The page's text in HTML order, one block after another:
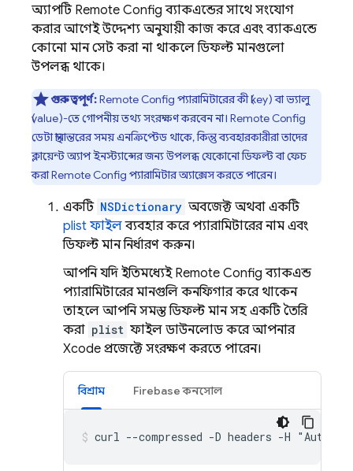
অ্যাপটি Remote Config ব্যাকএন্ডের সাথে সংযোগ
করার আগেই উদ্দেশ্য অনুযায়ী কাজ করে এবং ব্যাকএন্ডে
কোনো মান সেট করা না থাকলে ডিফল্ট মানগুলো
উপলব্ধ থাকে।
গুরুত্বপূর্ণ:Remote Config প্যারামিটারের কী (key) বা ভ্যালু
(value)-তে গোপনীয় তথ্য সংরক্ষণ করবেন না। Remote Config
ডেটা স্থানান্তরের সময় এনক্রিপ্টেড থাকে, কিন্তু ব্যবহারকারীরা তাদের
ক্লায়েন্ট অ্যাপ ইনস্ট্যান্সের জন্য উপলব্ধ যেকোনো ডিফল্ট বা ফেচ
করাRemote Config প্যারামিটার অ্যাক্সেস করতে পারেন।
একটি NSDictionary অবজেক্ট অথবা একটি
plist ফাইলব্যবহার করে প্যারামিটারের নাম এবং
ডিফল্ট মান নির্ধারণ করুন।
আপনি যদি ইতিমধ্যেই Remote Config ব্যাকএন্ড
প্যারামিটারের মানগুলি কনফিগার করে থাকেন,
তাহলে আপনি সমস্ত ডিফল্ট মান সহ একটি তৈরি
করা plist ফাইল ডাউনলোড করে আপনার
Xcode প্রজেক্টে সংরক্ষণ করতে পারেন।
বিশ্রাম Firebaseকনসোল
curl --compressed -D headers -H